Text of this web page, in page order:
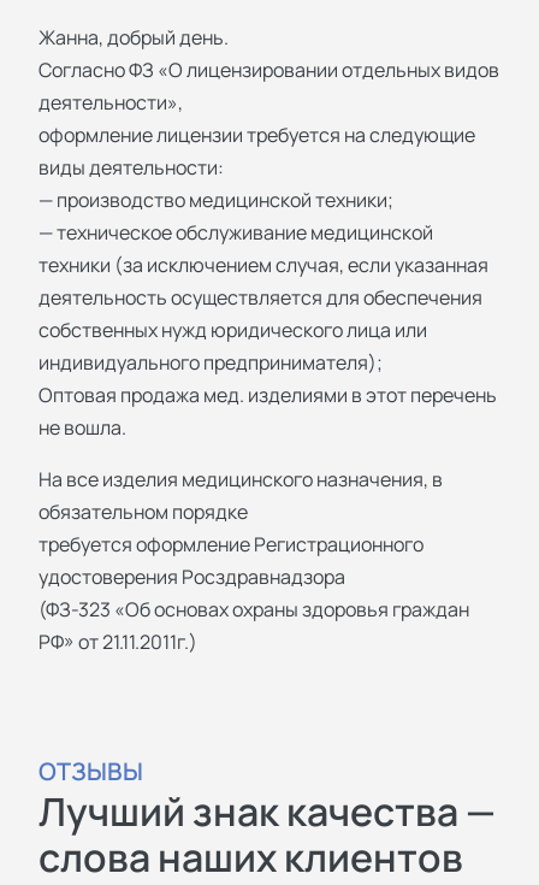
Жанна, добрый день.
Согласно ФЗ «О лицензировании отдельных видов
деятельности»,
оформление лицензии требуется на следующие
виды деятельности:
— производство медицинской техники;
— техническое обслуживание медицинской
техники (за исключением случая, если указанная
деятельность осуществляется для обеспечения
собственных нужд юридического лица или
индивидуального предпринимателя);
Оптовая продажа мед. изделиями в этот перечень
не вошла.
На все изделия медицинского назначения, в
обязательном порядке
требуется оформление Регистрационного
удостоверения Росздравнадзора
(ФЗ-323 «Об основах охраны здоровья граждан
РФ» от 21.11.2011г.)
ОТЗЫВЫ
Лучший знак качества —
слова наших клиентов